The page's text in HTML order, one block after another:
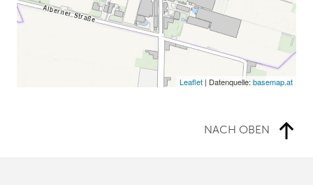
Leaflet | Datenquelle: basemap.at
NACH OBEN